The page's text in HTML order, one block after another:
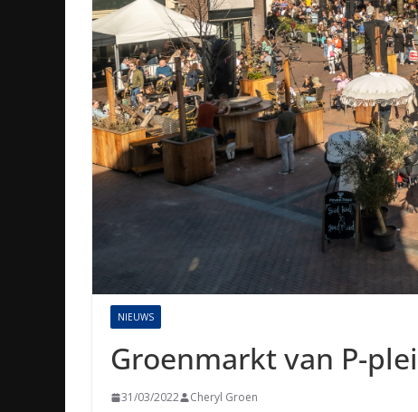
NIEUWS
Groenmarkt van P-
31/03/2022 Cheryl Groen